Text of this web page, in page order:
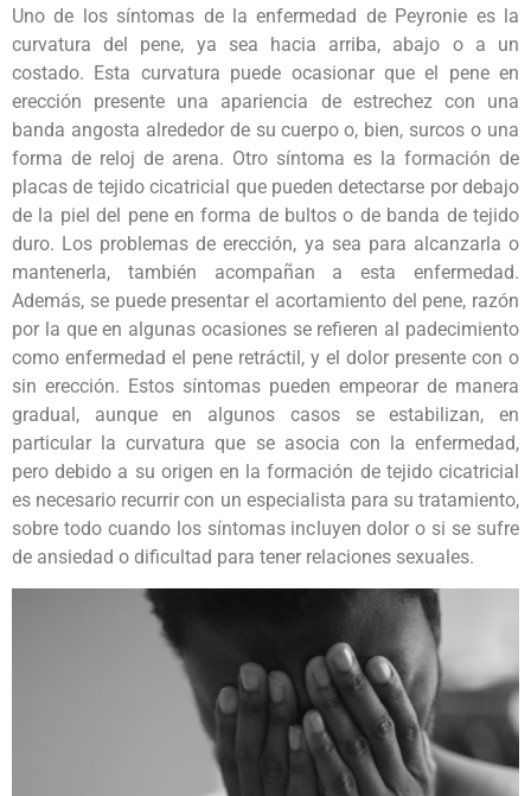
Uno de los síntomas de la enfermedad de Peyronie es la
curvatura del pene, ya sea hacia arriba, abajo o a un
costado. Esta curvatura puede ocasionar que el pene en
erección presente una apariencia de estrechez con una
banda angosta alrededor de su cuerpo o, bien, surcos o una
forma de reloj de arena. Otro síntoma es la formación de
placas de tejido cicatricial que pueden detectarse por debajo
de la piel del pene en forma de bultos o de banda de tejido
duro. Los problemas de erección, ya sea para alcanzarla o
mantenerla, también acompañan a esta enfermedad.
Además, se puede presentar el acortamiento del pene, razón
por la que en algunas ocasiones se refieren al padecimiento
como enfermedad el pene retráctil, y el dolor presente con o
sin erección. Estos síntomas pueden empeorar de manera
gradual, aunque en algunos casos se estabilizan, en
particular la curvatura que se asocia con la enfermedad,
pero debido a su origen en la formación de tejido cicatricial
es necesario recurrir con un especialista para su tratamiento,
sobre todo cuando los síntomas incluyen dolor o si se sufre
de ansiedad o dificultad para tener relaciones sexuales.